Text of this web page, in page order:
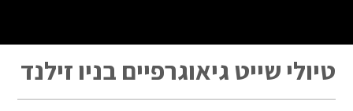
טיולי שייט גיאוגרפיים בניו זילנד